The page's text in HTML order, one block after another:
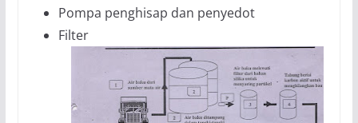
Pompa penghisap dan penyedot
Filter